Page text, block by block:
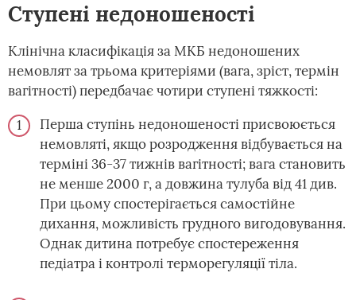
Ступені недоношеності
Клінічна класифікація за МКБ недоношених
немовлят за трьома критеріями (вага, зріст, термін
вагітності) передбачає чотири ступені тяжкості:
Перша ступінь недоношеності присвоюється
немовляті, якщо розродження відбувається на
терміні 36-37 тижнів вагітності; вага становить
не менше 2000 г, а довжина тулуба від 41 див.
При цьому спостерігається самостійне
дихання, можливість грудного вигодовування.
Однак дитина потребує спостереження
педіатра і контролі терморегуляції тіла.